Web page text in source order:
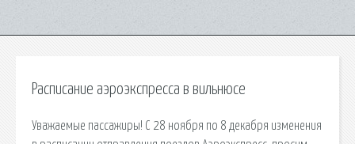
Расписание аэроэкспресса в вильнюсе
Уважаемые пассажиры! С 28 ноября по 8 декабря изменения